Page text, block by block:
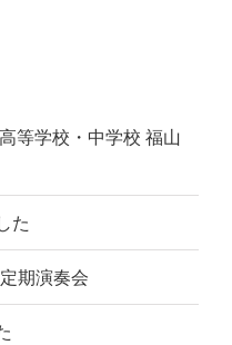
等学校・中学校 福山
た
期演奏会